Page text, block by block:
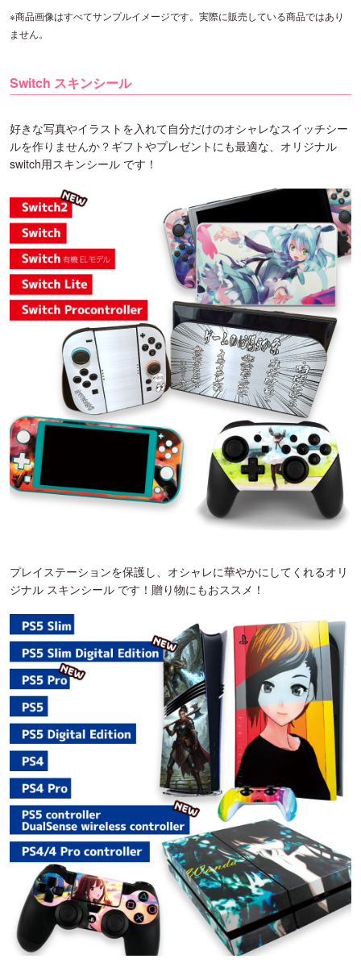
※商品画像はすべてサンプルイメージです。実際に販売している商品ではあり
ません。
Switch スキンシール
好きな写真やイラストを入れて自分だけのオシャレなスイッチシー
ルを作りませんか？ギフトやプレゼントにも最適な、オリジナル
switch用スキンシール です！
プレイステーションを保護し、オシャレに華やかにしてくれるオリ
ジナル スキンシール です！贈り物にもおススメ！